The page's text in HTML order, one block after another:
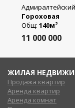
Адмиралтейский
Гороховая
Общ: 140м2
11 000 000
ЖИЛАЯ
Продажа квартир
Аренда квартир
Аренда комнат